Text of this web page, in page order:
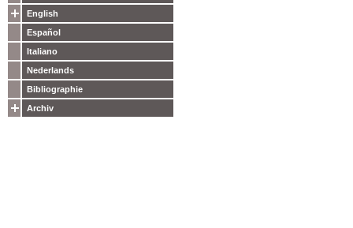
English
Español
Italiano
Nederlands
Bibliographie
Archiv